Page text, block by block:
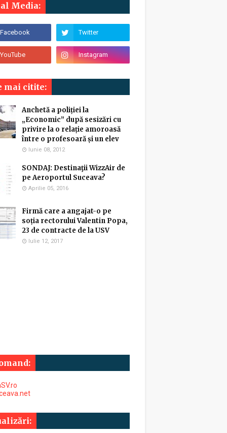
Media:
mai citite:
Anchetă a poliției la
„Economic” după sesizări cu
privire la o relație amoroasă
între o profesoară și un elev
Iunie 08, 2012
SONDAJ: Destinaţii WizzAir de
pe Aeroportul Suceava?
Aprilie 05, 2016
Firmă care a angajat-o pe
soția rectorului Valentin Popa,
23 de contracte de la USV
Iulie 12, 2017